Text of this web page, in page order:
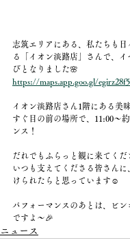
志筑エリアにある、私たちも日
る「イオン淡路店」さんで、
びとなりました🌸
https://maps.app.goo.gl/
イオン淡路店さん1階にある美
すぐ目の前の場所で、11:00〜
ンス！
だれでもふらっと観に来てくだ
いつも支えてくださる皆さん
けられたらと思っています☺️
パフォーマンスのあとは、ビン
ですよ〜🎉
ニュース